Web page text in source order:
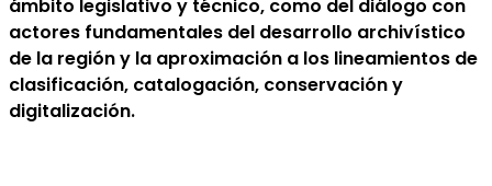
ámbito legislativo y técnico, como del diálogo con
actores fundamentales del desarrollo archivístico
de la región y la aproximación a los lineamientos de
clasificación, catalogación, conservación y
digitalización.